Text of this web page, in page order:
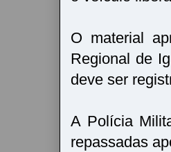
O material
Regional de
deve ser
A Polícia
repassadas